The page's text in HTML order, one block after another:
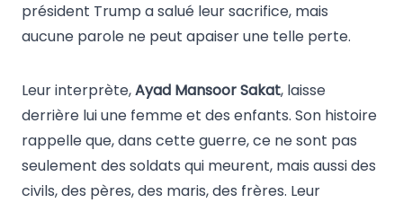
président Trump a salué leur sacrifice, mais
aucune parole ne peut apaiser une telle perte.
Leur interprète,Ayad Mansoor Sakat, laisse
derrière lui une femme et des enfants. Son histoire
rappelle que, dans cette guerre, ce ne sont pas
seulement des soldats qui meurent, mais aussi des
civils, des pères, des maris, des frères. Leur